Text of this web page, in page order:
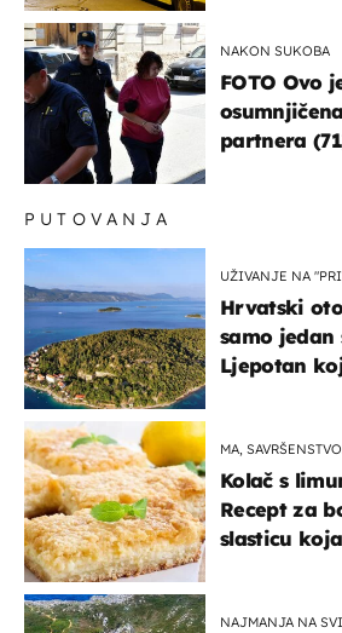
NAKON SUKOBA
FOTO Ovo
partnera
PUTOVANJA
UŽIVANJE NA
Hrvatski
samo jedan
Ljepotan
MA,
Kolač s
Recept za
slasticu
NAJMANJA NA